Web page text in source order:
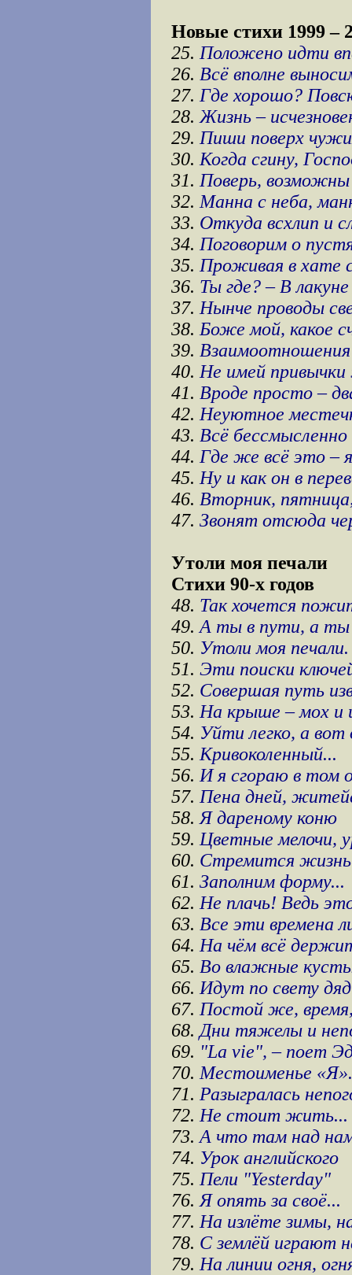
Новые стихи 1999 –
25. Положено идти
26. Всё вполне
27. Где хорошо?
28. Жизнь –
29. Пиши поверх
30. Когда сгину,
31. Поверь,
32. Манна с неба,
33. Откуда всхлип и
34. Поговорим о
35. Проживая в хате
36. Ты где? – В лакуне
37. Нынче проводы
38. Боже мой, какое
39. Взаимоотношения
40. Не имей
41. Вроде просто –
42. Неуютное
43. Всё бессмысленно
44. Где же всё это –
45. Ну и как он в
46. Вторник,
47. Звонят отсюда
Утоли моя печали
Стихи 90-х годов
48. Так хочется
49. А ты в пути, а ты
50. Утоли моя печали.
51. Эти поиски
52. Совершая путь
53. На крыше – мох и
54. Уйти легко, а
55. Кривоколенный...
56. И я сгораю в том
57. Пена дней,
58. Я дареному коню
59. Цветные мелочи,
60. Стремится
61. Заполним форму...
62. Не плачь! Ведь
63. Все эти времена
64. На чём всё
65. Во влажные
66. Идут по свету
67. Постой же,
68. Дни тяжелы и
69. "La vie", – поет
70. Местоименье
71. Разыгралась
72. Не стоит жить...
73. А что там над
74. Урок английского
75. Пели "Yesterday"
76. Я опять за своё...
77. На излёте зимы,
78. С землёй играют
79. На линии огня,